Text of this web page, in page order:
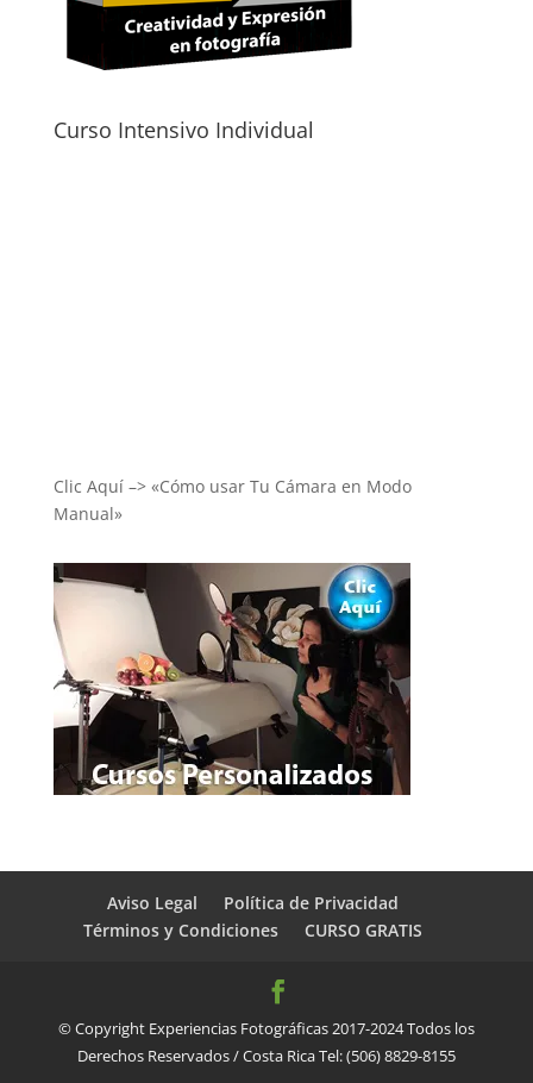
Curso Intensivo Individual
Clic Aquí –> «Cómo usar Tu Cámara en Modo
Manual»
Aviso Legal
Política de Privacidad
Términos y Condiciones
CURSO GRATIS
© Copyright Experiencias Fotográficas 2017-2024 Todos los
Derechos Reservados / Costa Rica Tel: (506) 8829-8155